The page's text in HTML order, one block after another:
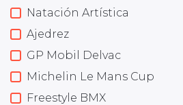
Natación Artística
Ajedrez
GP Mobil Delvac
Michelin Le Mans Cup
Freestyle BMX